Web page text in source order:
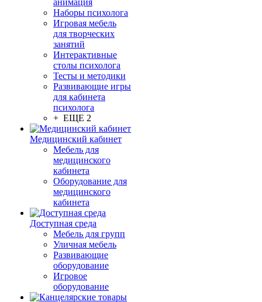
анимация
Наборы психолога
Игровая мебель
для творческих
занятий
Интерактивные
столы психолога
Тесты и методики
Развивающие игры
для кабинета
психолога
+ ЕЩЕ 2
Медицинский кабинет
Мебель для
медицинского
кабинета
Оборудование для
медицинского
кабинета
Доступная среда
Мебель для групп
Уличная мебель
Развивающие
оборудование
Игровое
оборудование